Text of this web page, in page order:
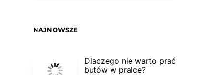
NAJNOWSZE
Dlaczego nie warto prać
butów w pralce?